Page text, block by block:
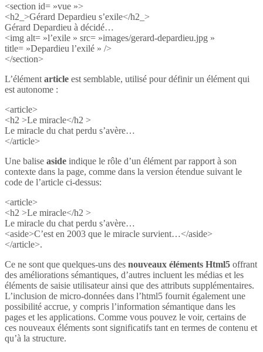
<section id= »vue »>
<h2_>Gérard Depardieu s’exile</h2_>
Gérard Depardieu à décidé…
<img alt= »l’exile » src= »images/gerard-depardieu.jpg »
title= »Depardieu l’exilé » />
</section>
L’élément article est semblable, utilisé pour définir un élément qui
est autonome :
<article>
<h2 >Le miracle</h2 >
Le miracle du chat perdu s’avère…
</article>
Une balise aside indique le rôle d’un élément par rapport à son
contexte dans la page, comme dans la version étendue suivant le
code de l’article ci-dessus:
<article>
<h2 >Le miracle</h2 >
Le miracle du chat perdu s’avère…
<aside>C’est en 2003 que le miracle survient…</aside>
</article>.
Ce ne sont que quelques-uns des nouveaux éléments Html5 offrant
des améliorations sémantiques, d’autres incluent les médias et les
éléments de saisie utilisateur ainsi que des attributs supplémentaires.
L’inclusion de micro-données dans l’html5 fournit également une
possibilité accrue, y compris l’information sémantique dans les
pages et les applications. Comme vous pouvez le voir, certains de
ces nouveaux éléments sont significatifs tant en termes de contenu et
qu’à la structure.